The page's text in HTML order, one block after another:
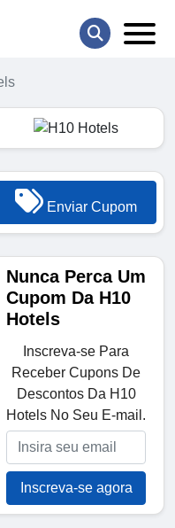
Enviar Cupom
Nunca Perca Um
Cupom Da H10
Hotels
Inscreva-se Para
Receber Cupons De
Descontos Da H10
Hotels No Seu E-mail.
Inscreva-se agora